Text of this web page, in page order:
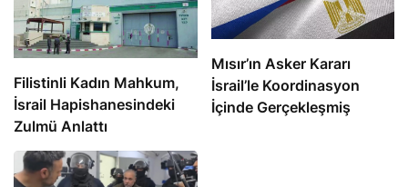
Filistinli Kadın Mahkum,
İsrail Hapishanesindeki
Zulmü Anlattı
Mısır’ın Asker Kararı
İsrail’le Koordinasyon
İçinde Gerçekleşmiş